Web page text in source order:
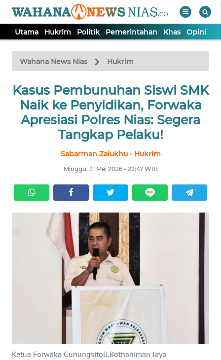
Utama Hukrim Politik Pemerintahan Khas Opini
Wahana News Nias Hukrim
Kasus Pembunuhan Siswi SMK
Naik ke Penyidikan, Forwaka
Apresiasi Polres Nias: Segera
Tangkap Pelaku!
Sabarman Zalukhu - Hukrim
Minggu, 31 Mei 2026 - 22:47 WIB
Ketua Forwaka Gunungsitoli,Bothaniman Jaya
TV
Tutup
UTAMA
HUKRIM
PEMERINTAHAN
KHAS
BERITA